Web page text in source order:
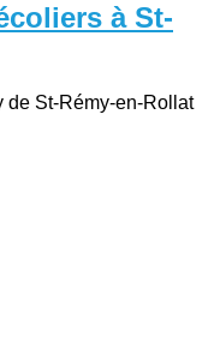
à St-
de St-Rémy-en-Rollat